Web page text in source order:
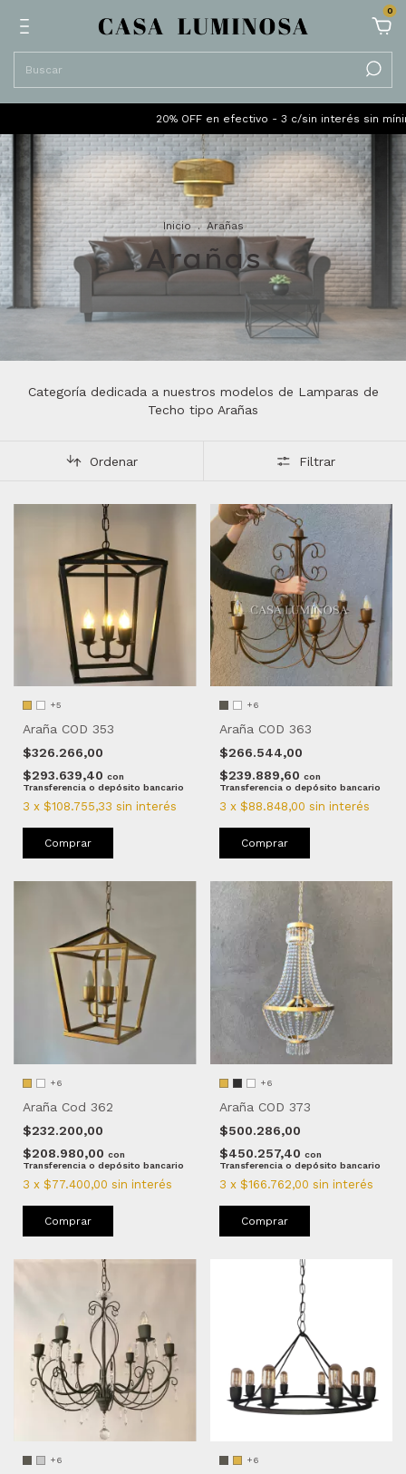
0
20% OFF en efectivo - 3 c/sin interés sin mínimo -
Inicio . Arañas
Arañas
Categoría dedicada a nuestros modelos de Lamparas de
Techo tipo Arañas
Ordenar Filtrar
+5
Araña COD 353
$326.266,00
$293.639,40 con
Transferencia o depósito bancario
3 x $108.755,33 sin interés
Comprar
+6
Araña COD 363
$266.544,00
$239.889,60 con
Transferencia o depósito bancario
3 x $88.848,00 sin interés
Comprar
+6
Araña Cod 362
$232.200,00
$208.980,00 con
Transferencia o depósito bancario
3 x $77.400,00 sin interés
Comprar
+6
Araña COD 373
$500.286,00
$450.257,40 con
Transferencia o depósito bancario
3 x $166.762,00 sin interés
Comprar
+6 +6